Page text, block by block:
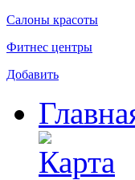
Салоны красоты
Фитнес центры
Добавить